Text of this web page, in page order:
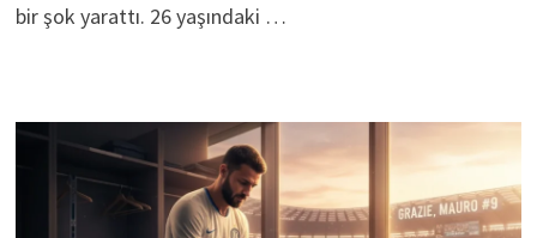
bir şok yarattı. 26 yaşındaki …